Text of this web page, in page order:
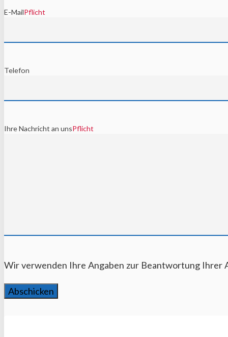
E-MailPflicht
Telefon
Ihre Nachricht an unsPflicht
Wir verwenden Ihre Angaben zur Beantwortung
Abschicken